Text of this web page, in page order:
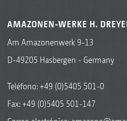
AMAZONEN-WERKE H.
Am Amazonenwerk 9-13
D-49205 Hasbergen - Germany
Teléfono:+49 (0)5405 501-0
Fax: +49 (0)5405 501-147